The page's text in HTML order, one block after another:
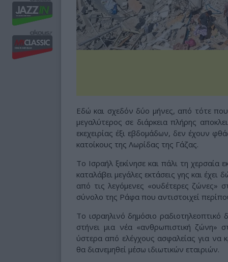
Εδώ και σχεδόν δύο μήνες, από τότε
μεγαλύτερος σε διάρκεια πλήρης
εκεχειρίας έξι εβδομάδων, δεν έχουν
κατοίκους της Λωρίδας της Γάζας.
Το Ισραήλ ξεκίνησε και πάλι τη χερσαία
καταλάβει μεγάλες εκτάσεις γης και
από τις λεγόμενες «ουδέτερες
σύνολο της Ράφα που αντιστοιχεί
Το ισραηλινό δημόσιο
στήνει μια νέα «ανθρωπιστική
ύστερα από ελέγχους ασφαλείας για να
θα διανεμηθεί μέσω ιδιωτικών εταιριών.